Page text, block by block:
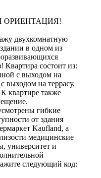
ОРИЕНТАЦИЯ!
двухкомнатную
в одном из
Квартира состоит из:
с выходом на
выходом на террасу,
квартире также
гибкие
от здания
Kaufland, а
медицинские
университет и
следующий код: